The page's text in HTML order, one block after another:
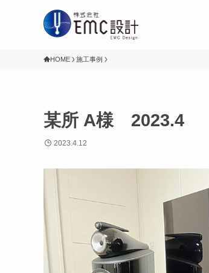
HOME 施工事例
某所 A様 2023.4
2023.4.12